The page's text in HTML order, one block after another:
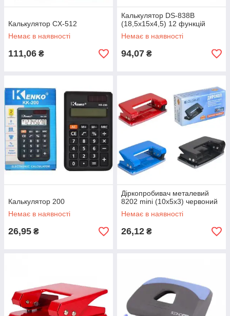
Калькулятор CX-512
Немає в наявності
111,06 ₴
Калькулятор DS-838B
(18,5х15х4,5) 12 функцій
Немає в наявності
94,07 ₴
Калькулятор 200
Немає в наявності
26,95 ₴
Діркопробивач металевий
8202 mini (10х5х3) червоний
Немає в наявності
26,12 ₴